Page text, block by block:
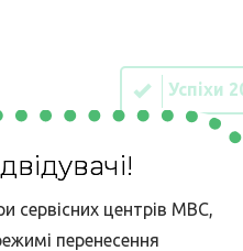
Успіхи
сервісних центрів МВС,
перенесення